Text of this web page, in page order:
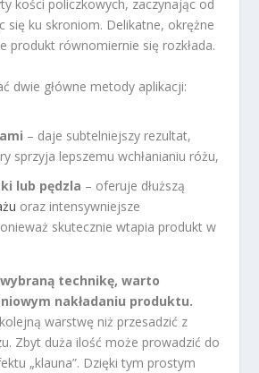
kości policzkowych, zaczynając od
się ku skroniom. Delikatne, okrężne
produkt równomiernie się rozkłada.
dwie główne metody aplikacji:
– daje subtelniejszy rezultat,
sprzyja lepszemu wchłanianiu różu,
lub pędzla – oferuje dłuższą
oraz intensywniejsze
skutecznie wtapia produkt w
technikę, warto
nakładaniu produktu.
warstwę niż przesadzić z
Zbyt duża ilość może prowadzić do
„klauna”. Dzięki tym prostym